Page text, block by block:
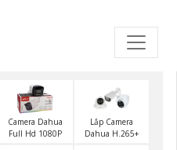
Camera Dahua
Full Hd 1080P
Lắp Camera
Dahua H.265+